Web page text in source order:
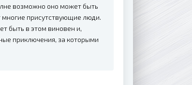
возможно оно может быть
присутствующие люди.
быть в этом виновен и,
приключения, за которыми